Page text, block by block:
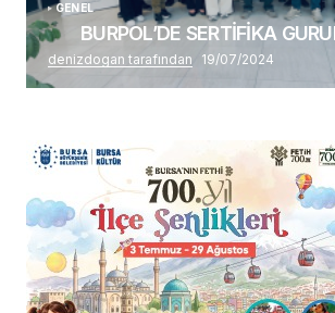
GENEL
BURPOL’DE SERTİFİKA
denizdogan tarafından 19/07/2024